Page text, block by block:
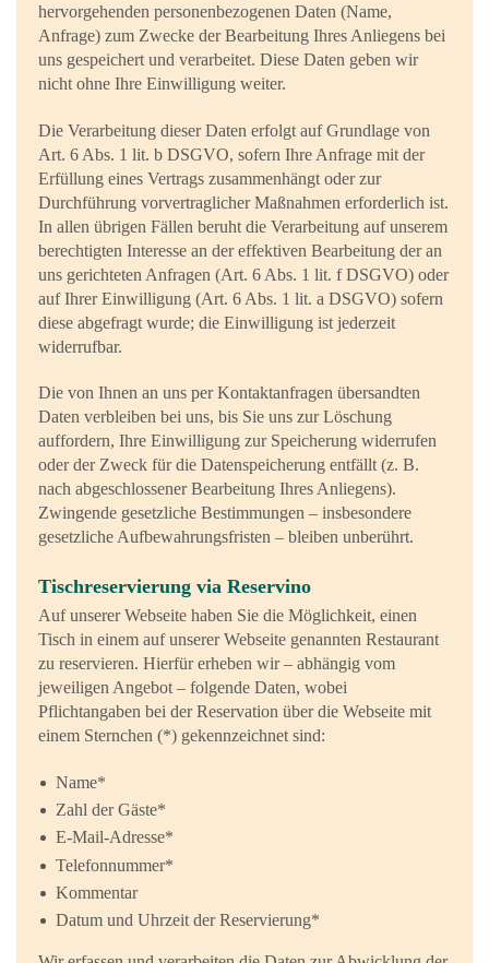
hervorgehenden personenbezogenen Daten (Name,
Anfrage) zum Zwecke der Bearbeitung Ihres Anliegens bei
uns gespeichert und verarbeitet. Diese Daten geben wir
nicht ohne Ihre Einwilligung weiter.
Die Verarbeitung dieser Daten erfolgt auf Grundlage von
Art. 6 Abs. 1 lit. b DSGVO, sofern Ihre Anfrage mit der
Erfüllung eines Vertrags zusammenhängt oder zur
Durchführung vorvertraglicher Maßnahmen erforderlich ist.
In allen übrigen Fällen beruht die Verarbeitung auf unserem
berechtigten Interesse an der effektiven Bearbeitung der an
uns gerichteten Anfragen (Art. 6 Abs. 1 lit. f DSGVO) oder
auf Ihrer Einwilligung (Art. 6 Abs. 1 lit. a DSGVO) sofern
diese abgefragt wurde; die Einwilligung ist jederzeit
widerrufbar.
Die von Ihnen an uns per Kontaktanfragen übersandten
Daten verbleiben bei uns, bis Sie uns zur Löschung
auffordern, Ihre Einwilligung zur Speicherung widerrufen
oder der Zweck für die Datenspeicherung entfällt (z. B.
nach abgeschlossener Bearbeitung Ihres Anliegens).
Zwingende gesetzliche Bestimmungen – insbesondere
gesetzliche Aufbewahrungsfristen – bleiben unberührt.
Tischreservierung via Reservino
Auf unserer Webseite haben Sie die Möglichkeit, einen
Tisch in einem auf unserer Webseite genannten Restaurant
zu reservieren. Hierfür erheben wir – abhängig vom
jeweiligen Angebot – folgende Daten, wobei
Pflichtangaben bei der Reservation über die Webseite mit
einem Sternchen (*) gekennzeichnet sind:
Name*
Zahl der Gäste*
E-Mail-Adresse*
Telefonnummer*
Kommentar
Datum und Uhrzeit der Reservierung*